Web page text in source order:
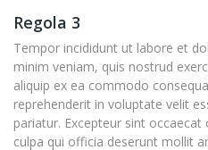
Regola 3
Tempor incididunt ut labore et
minim veniam, quis nostrud
aliquip ex ea commodo
reprehenderit in voluptate velit
pariatur. Excepteur sint
culpa qui officia deserunt mollit